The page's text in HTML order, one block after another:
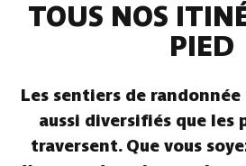
TOUS NOS
PIED
Les sentiers de
aussi diversifiés que les
traversent. Que vous